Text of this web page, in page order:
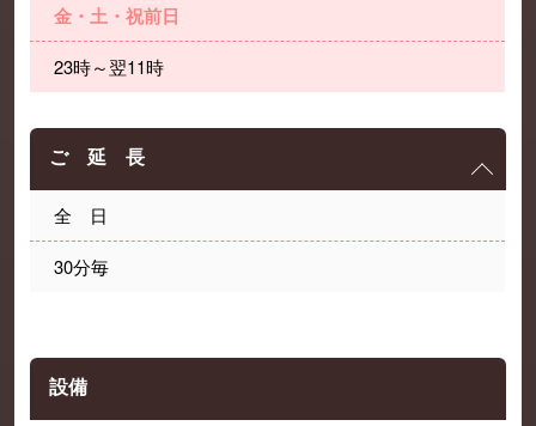
金・土・祝前日
23時～翌11時
ご 延 長
全 日
30分毎
設備